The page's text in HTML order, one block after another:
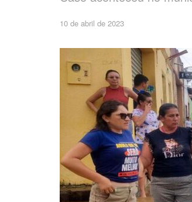
10 de abril de 2023